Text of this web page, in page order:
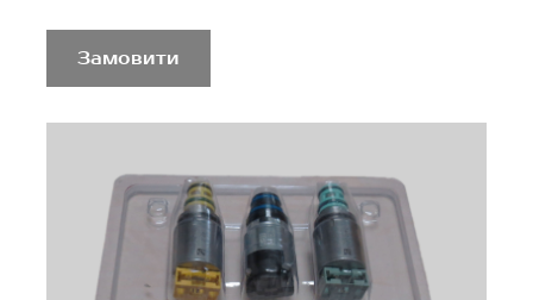
Замовити